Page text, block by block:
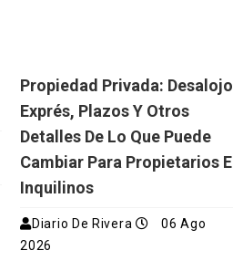
Propiedad Privada: Desalojo
Exprés, Plazos Y Otros
Detalles De Lo Que Puede
Cambiar Para Propietarios E
Inquilinos
Diario De Rivera
06 Ago
2026